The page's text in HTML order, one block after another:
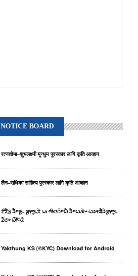
NOTICE BOARD
रत्नशोभा–शुभलक्ष्मी मुन्धुम पुरस्कार लागि कृति आव्हान
लैन–राधिका साहित्य पुरस्कार लागि कृति आव्हान
ᤁᤡᤖᤠᤋ᤻ ᤕᤠᤠᤰᤌᤢᤱ ᤆᤢᤶᤗᤢᤱᤖᤧ ᥇᥈ ᤛᤡᤃᤣ᤺ᤰᤐᤠ ᤕᤠᤰᤐᤱᤃᤧᤴ ᤐᤕᤶᤔᤠᤕᤧᤈᤢᤶᤗᤢᤱ
ᤏᤠᤜᤴ ᤐᤥ᤺ᤰᤂᤧ
Yakthung KS (©KYC) Download for Android